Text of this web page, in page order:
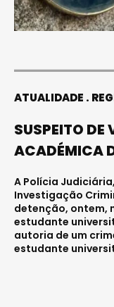
ATUALIDADE
SUSPEITO DE
ACADÉMICA
A Polícia
Investigação
detenção, ontem,
estudante
autoria de um
estudante